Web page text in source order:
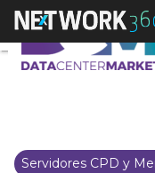
Servidores CPD y